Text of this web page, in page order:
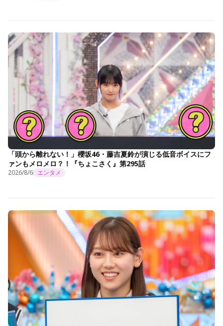
「頭から離れない！」櫻坂46・藤吉夏鈴が演じる低音ボイスにフ
ァンもメロメロ？！『ちょこさく』第295話
2026/8/6 エンタメ